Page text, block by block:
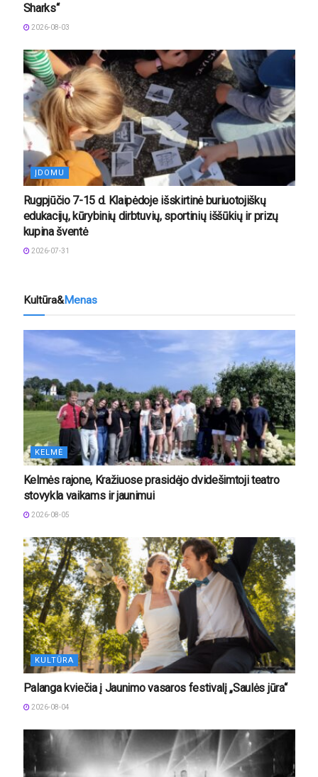
Sharks“
2026-08-03
ĮDOMU
Rugpjūčio 7-15 d. Klaipėdoje išskirtinė buriuotojiškų
edukacijų, kūrybinių dirbtuvių, sportinių iššūkių ir prizų
kupina šventė
2026-07-31
Kultūra&Menas
KELMĖ
Kelmės rajone, Kražiuose prasidėjo dvidešimtoji teatro
stovykla vaikams ir jaunimui
2026-08-05
KULTŪRA
Palanga kviečia į Jaunimo vasaros festivalį „Saulės jūra“
2026-08-04